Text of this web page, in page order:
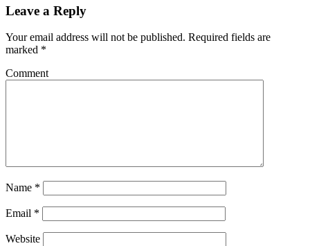
Leave a Reply
Your email address will not be published. Required fields are
marked *
Comment
Name *
Email *
Website